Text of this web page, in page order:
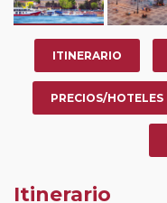
ITINERARIO
PRECIOS/HOTELES
Itinerario